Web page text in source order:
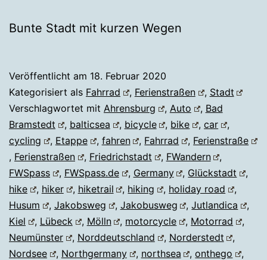
Bunte Stadt mit kurzen Wegen
Veröffentlicht am 18. Februar 2020
Kategorisiert als Fahrrad , Ferienstraßen , Stadt
Verschlagwortet mit Ahrensburg , Auto , Bad
Bramstedt
, balticsea , bicycle , bike ,car
,
cycling
, Etappe , fahren , Fahrrad , Ferienstraße
, Ferienstraßen , Friedrichstadt , FWandern
,
FWSpass
, FWSpass.de , Germany , Glückstadt
,
hike
, hiker , hiketrail , hiking , holiday road
,
Husum
, Jakobsweg , Jakobusweg ,Jutlandica
,
Kiel
, Lübeck , Mölln , motorcycle , Motorrad
,
Neumünster
, Norddeutschland , Norderstedt
,
Nordsee
, Northgermany , northsea ,onthego
,